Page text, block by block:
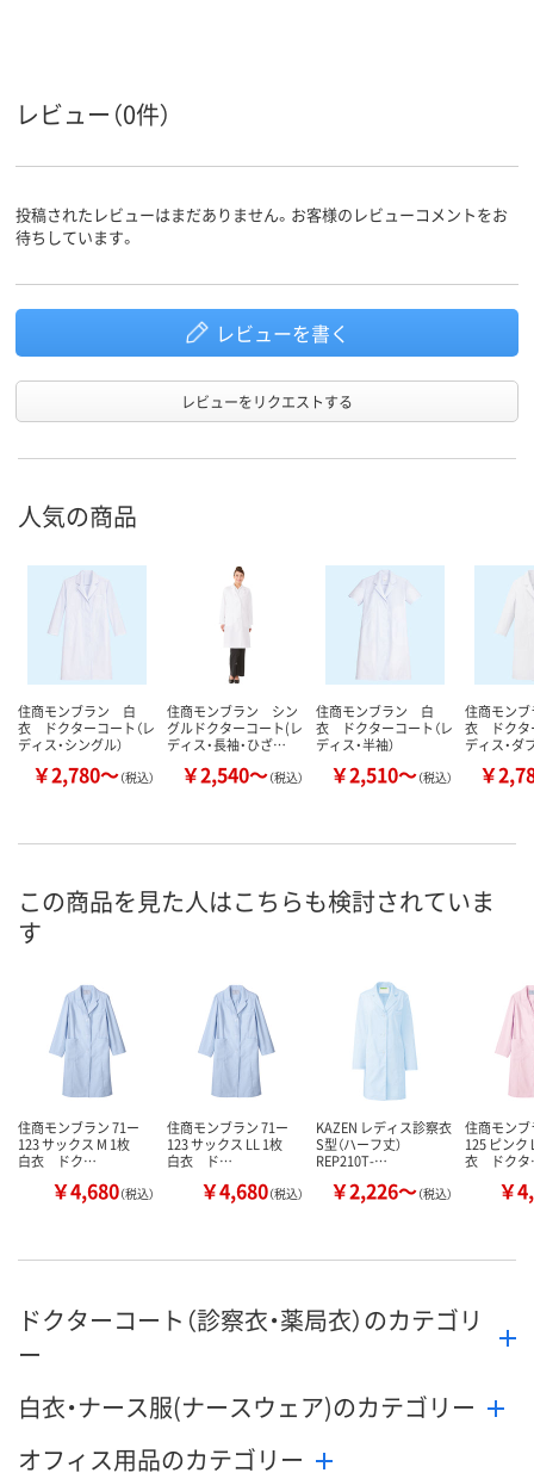
対象 女性用
レビュー（0件）
投稿されたレビューはまだありません。お客様のレビューコメントをお
待ちしています。
レビューを書く
レビューをリクエストする
人気の商品
住商モンブラン 白
衣 ドクターコート（レ
ディス・シングル）
￥2,780～（税込）
住商モンブラン シン
グルドクターコート(レ
ディス・長袖・ひざ…
￥2,540～（税込）
住商モンブラン 白
衣 ドクターコート（レ
ディス・半袖）
￥2,510～（税込）
住商モン
衣 ドクタ
ディス・ダ
￥
この商品を見た人はこちらも検討されていま
す
住商モンブラン 71ー
123 サックス M 1枚
白衣 ドク…
￥4,680（税込）
住商モンブラン 71ー
123 サックス LL 1枚
白衣 ド…
￥4,680（税込）
KAZEN レディス診察衣
S型（ハーフ丈）
REP210T-…
￥2,226～（税込）
住商モンブ
125 ピン
衣 ドク
￥
ドクターコート（診察衣・薬局衣）のカテゴリ
ー
白衣・ナース服(ナースウェア)のカテゴリー
オフィス用品のカテゴリー